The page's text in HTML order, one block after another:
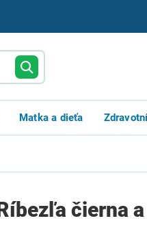
Matka a dieťa
čierna